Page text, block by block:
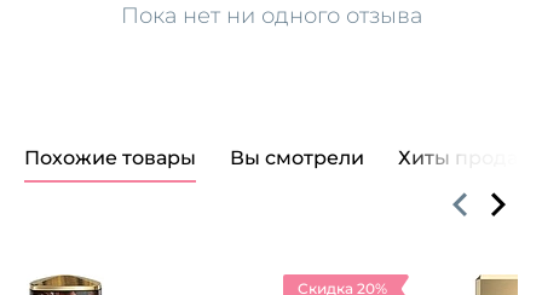
Пока нет ни одного отзыва
Похожие товары Вы смотрели Хиты продаж
Скидка 20%